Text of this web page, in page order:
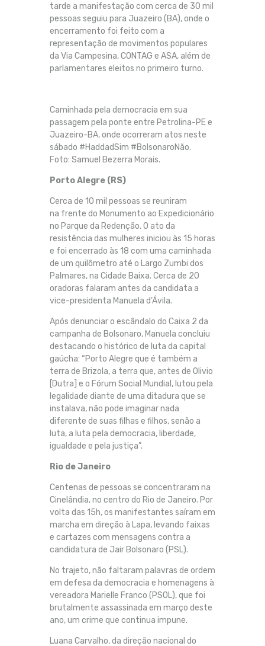
tarde a manifestação com cerca de 30 mil
pessoas seguiu para Juazeiro (BA), onde o
encerramento foi feito com a
representação de movimentos populares
da Via Campesina, CONTAG e ASA, além de
parlamentares eleitos no primeiro turno.
Caminhada pela democracia em sua
passagem pela ponte entre Petrolina-PE e
Juazeiro-BA, onde ocorreram atos neste
sábado #HaddadSim #BolsonaroNão.
Foto: Samuel Bezerra Morais.
Porto Alegre (RS)
Cerca de 10 mil pessoas se reuniram
na frente do Monumento ao Expedicionário
no Parque da Redenção. O ato da
resistência das mulheres iniciou às 15 horas
e foi encerrado às 18 com uma caminhada
de um quilômetro até o Largo Zumbi dos
Palmares, na Cidade Baixa. Cerca de 20
oradoras falaram antes da candidata a
vice-presidenta Manuela d’Ávila.
Após denunciar o escândalo do Caixa 2 da
campanha de Bolsonaro, Manuela concluiu
destacando o histórico de luta da capital
gaúcha: “Porto Alegre que é também a
terra de Brizola, a terra que, antes de Olivio
[Dutra] e o Fórum Social Mundial, lutou pela
legalidade diante de uma ditadura que se
instalava, não pode imaginar nada
diferente de suas filhas e filhos, senão a
luta, a luta pela democracia, liberdade,
igualdade e pela justiça”.
Rio de Janeiro
Centenas de pessoas se concentraram na
Cinelândia, no centro do Rio de Janeiro. Por
volta das 15h, os manifestantes saíram em
marcha em direção à Lapa, levando faixas
e cartazes com mensagens contra a
candidatura de Jair Bolsonaro (PSL).
No trajeto, não faltaram palavras de ordem
em defesa da democracia e homenagens à
vereadora Marielle Franco (PSOL), que foi
brutalmente assassinada em março deste
ano, um crime que continua impune.
Luana Carvalho, da direção nacional do